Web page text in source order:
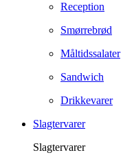
Reception
Smørrebrød
Måltidssalater
Sandwich
Drikkevarer
Slagtervarer
Slagtervarer